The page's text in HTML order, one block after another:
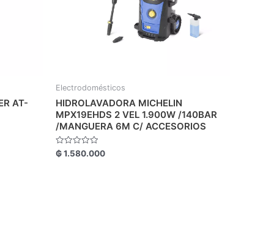
AT-
Electrodomésticos
HIDROLAVADORA MICHELIN
MPX19EHDS 2 VEL 1.900W /140BAR
/MANGUERA 6M C/ ACCESORIOS
Valorado
con
₲1.580.000